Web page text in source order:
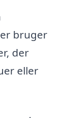
bruger
der
eller